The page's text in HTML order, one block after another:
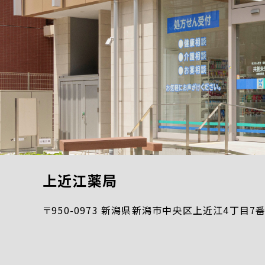
上近江薬局
〒950-0973 新潟県新潟市中央区上近江4丁目7